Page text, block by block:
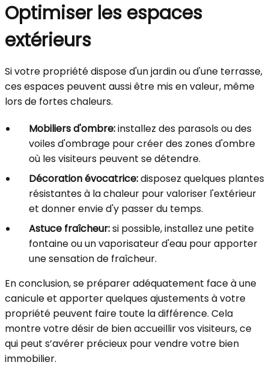
Optimiser les espaces
extérieurs
Si votre propriété dispose d'un jardin ou d'une terrasse,
ces espaces peuvent aussi être mis en valeur, même
lors de fortes chaleurs.
Mobiliers d'ombre:installez des parasols ou des
voiles d'ombrage pour créer des zones d'ombre
où les visiteurs peuvent se détendre.
Décoration évocatrice:disposez quelques plantes
résistantes à la chaleur pour valoriser l'extérieur
et donner envie d'y passer du temps.
Astuce fraîcheur:si possible, installez une petite
fontaine ou un vaporisateur d'eau pour apporter
une sensation de fraîcheur.
En conclusion, se préparer adéquatement face à une
canicule et apporter quelques ajustements à votre
propriété peuvent faire toute la différence. Cela
montre votre désir de bien accueillir vos visiteurs, ce
qui peut s’avérer précieux pour vendre votre bien
immobilier.